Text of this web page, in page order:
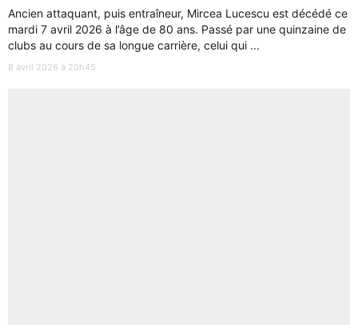
Ancien attaquant, puis entraîneur, Mircea Lucescu est décédé ce
mardi 7 avril 2026 à l’âge de 80 ans. Passé par une quinzaine de
clubs au cours de sa longue carrière, celui qui ...
8 avril 2026 à 20h45